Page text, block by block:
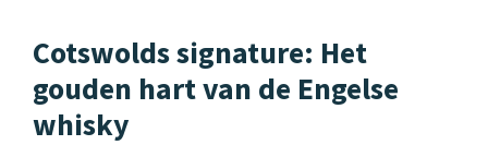
Cotswolds signature: Het
gouden hart van de Engelse
whisky